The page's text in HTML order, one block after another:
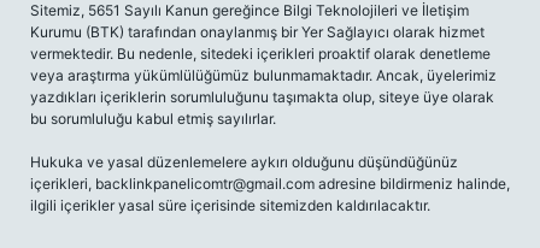
Sitemiz, 5651 Sayılı Kanun gereğince Bilgi Teknolojileri ve İletişim
Kurumu (BTK) tarafından onaylanmış bir Yer Sağlayıcı olarak hizmet
vermektedir. Bu nedenle, sitedeki içerikleri proaktif olarak denetleme
veya araştırma yükümlülüğümüz bulunmamaktadır. Ancak, üyelerimiz
yazdıkları içeriklerin sorumluluğunu taşımakta olup, siteye üye olarak
bu sorumluluğu kabul etmiş sayılırlar.
Hukuka ve yasal düzenlemelere aykırı olduğunu düşündüğünüz
içerikleri, backlinkpanelicomtr@gmail.com adresine bildirmeniz halinde,
ilgili içerikler yasal süre içerisinde sitemizden kaldırılacaktır.